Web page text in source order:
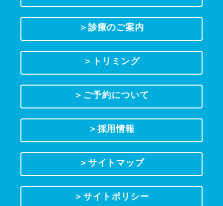
＞診療のご案内
＞トリミング
＞ご予約について
＞採用情報
＞サイトマップ
＞サイトポリシー